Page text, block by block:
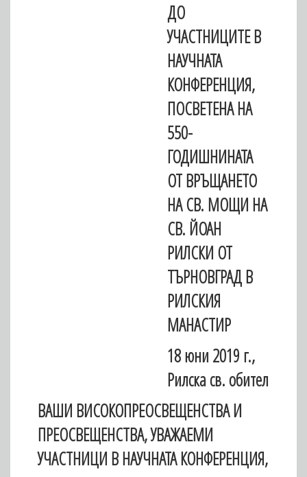
ДО
УЧАСТНИЦИТЕ В
НАУЧНАТА
КОНФЕРЕНЦИЯ,
ПОСВЕТЕНА НА
550-
ГОДИШНИНАТА
ОТ ВРЪЩАНЕТО
НА СВ. МОЩИ НА
СВ. ЙОАН
РИЛСКИ ОТ
ТЪРНОВГРАД В
РИЛСКИЯ
МАНАСТИР
18 юни 2019 г.,
Рилска св. обител
ВАШИ ВИСОКОПРЕОСВЕЩЕНСТВА И
ПРЕОСВЕЩЕНСТВА, УВАЖАЕМИ
УЧАСТНИЦИ В НАУЧНАТА КОНФЕРЕНЦИЯ,